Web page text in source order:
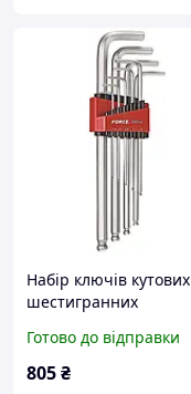
Набір ключів кутових
шестигранних
екстрадовгих 10 од.
(1/16"-1/2") FORCE
Готово до відправки
805₴